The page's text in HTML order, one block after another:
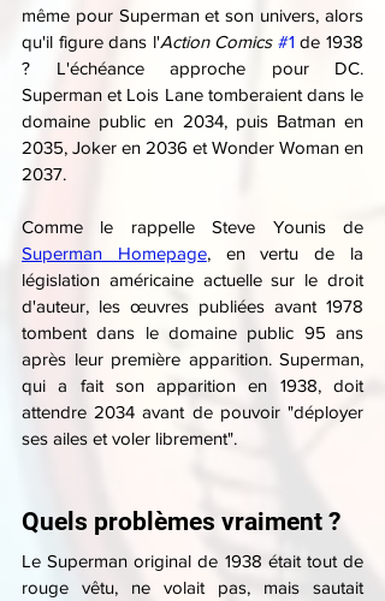
même pour Superman et son univers, alors
qu'il figure dans l'Action Comics #1 de 1938
? L'échéance approche pour DC.
Superman et Lois Lane tomberaient dans le
domaine public en 2034, puis Batman en
2035, Joker en 2036 et Wonder Woman en
2037.
Superman Homepage, en vertu de la
législation américaine actuelle sur le droit
d'auteur, les œuvres publiées avant 1978
tombent dans le domaine public 95 ans
après leur première apparition. Superman,
qui a fait son apparition en 1938, doit
attendre 2034 avant de pouvoir "déployer
ses ailes et voler librement".
Quels problèmes vraiment ?
Le Superman original de 1938 était tout de
rouge vêtu, ne volait pas, mais sautait